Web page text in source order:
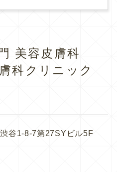
美容皮膚科
科クリニック
谷1-8-7第27SYビル5F